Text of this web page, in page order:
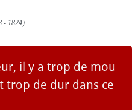
- 1824)
il y a trop de mou
trop de dur dans ce